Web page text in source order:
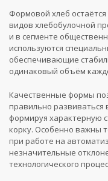
Формовой хлеб
видов хлебобулочной
и в сегменте
используются
обеспечивающие
одинаковый объём
Качественные формы
правильно развиваться
формируя характерную
корку. Особенно важны
при работе на
незначительные
технологического